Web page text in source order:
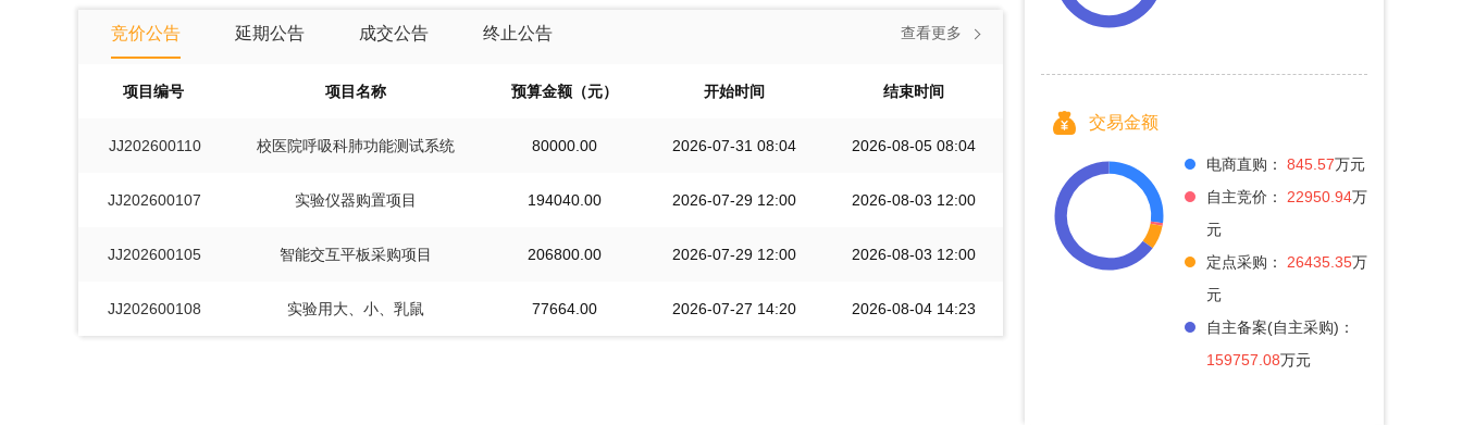
竞价公告 延期公告 成交公告 终止公告 查看更多
项目编号 项目名称 预算金额（元） 开始时间 结束时间
JJ202600110 校医院呼吸科肺功能测试系统 80000.00 2026-07-31 08:04 2026-08-05 08:04
JJ202600107 实验仪器购置项目 194040.00 2026-07-29 12:00 2026-08-03 12:00
JJ202600105 智能交互平板采购项目 206800.00 2026-07-29 12:00 2026-08-03 12:00
JJ202600108 实验用大、小、乳鼠 77664.00 2026-07-27 14:20 2026-08-04 14:23
交易金额
电商直购： 845.57万元
自主竞价： 22950.94万
元
定点采购： 26435.35万
元
自主备案(自主采购)：
159757.08万元